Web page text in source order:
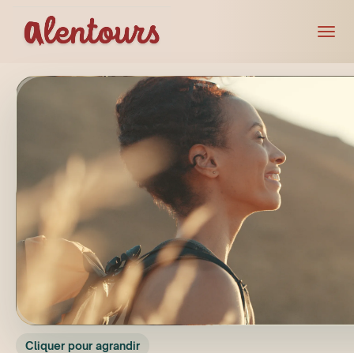
Cliquer pour agrandir